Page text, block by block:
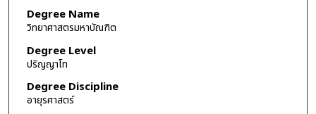
Degree Name
วิทยาศาสตรมหาบัณฑิต
Degree Level
ปริญญาโท
Degree Discipline
อายุรศาสตร์